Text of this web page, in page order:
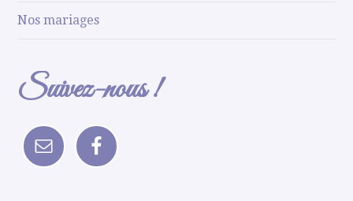
Nos mariages
Suivez-nous !